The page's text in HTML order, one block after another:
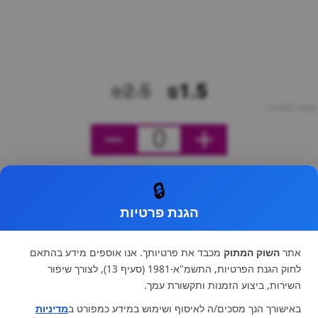
₪1.5
₪2.5
0
🔒
הגנת פרטיות
אתר השוק המתוק מכבד את פרטיותך. אנו אוספים מידע בהתאם
לחוק הגנת הפרטיות, התשמ"א-1981 (סעיף 13), לצורך שיפור
השירות, ביצוע הזמנות ותקשורת עמך.
באישורך הנך מסכים/ה לאיסוף ושימוש במידע כמפורט במדיניות